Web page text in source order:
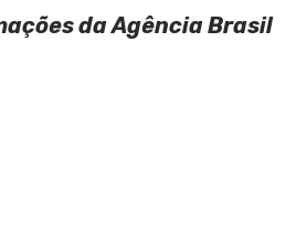
da Agência Brasil